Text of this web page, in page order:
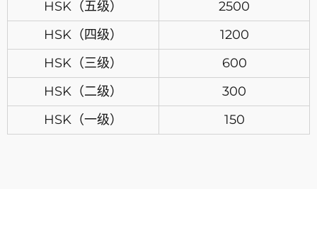
HSK（五级）
2500
HSK（四级）
1200
HSK（三级）
600
HSK（二级）
300
HSK（一级）
150